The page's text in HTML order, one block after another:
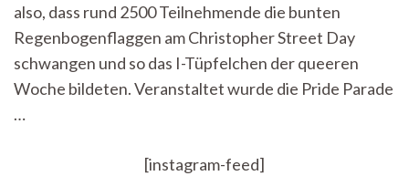
also, dass rund 2500 Teilnehmende die bunten
Regenbogenflaggen am Christopher Street Day
schwangen und so das I-Tüpfelchen der queeren
Woche bildeten. Veranstaltet wurde die Pride Parade
…
[instagram-feed]